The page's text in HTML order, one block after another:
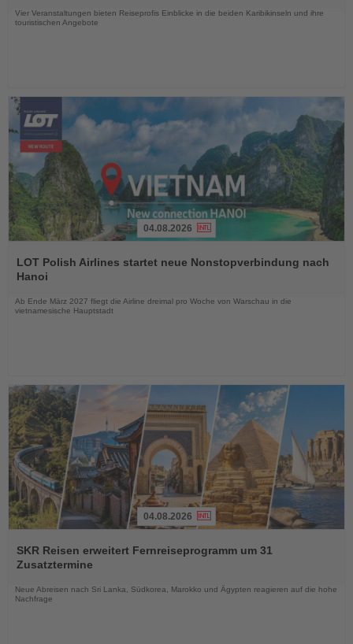
Vier Veranstaltungen bieten Reiseprofis Einblicke in die beiden Karibikinseln und ihre
touristischen Angebote
Sie
die
04.08.2026
LOT Polish Airlines startet neue Nonstopverbindung nach
Hanoi
Ab Ende März 2027 fliegt die Airline dreimal pro Woche von Warschau in die
vietnamesische Hauptstadt
Sie
die
04.08.2026
SKR Reisen erweitert Fernreiseprogramm um 31
Zusatztermine
Neue Abreisen nach Sri Lanka, Südkorea, Marokko und Ägypten reagieren auf die hohe
Nachfrage